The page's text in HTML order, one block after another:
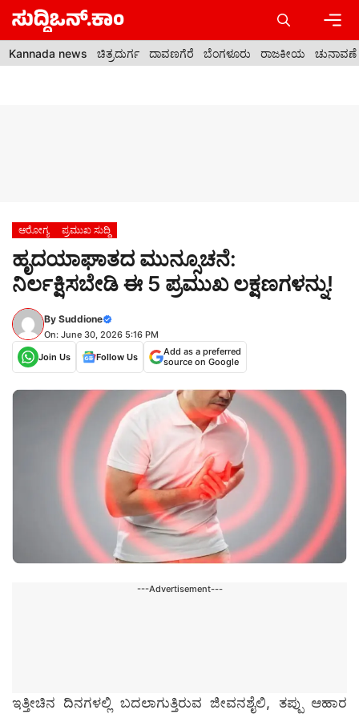
Skip
content
Kannada news ಚಿತ್ರದುರ್ಗ ದಾವಣಗೆರೆ ಬೆಂಗಳೂರು ರಾಜಕೀಯ ಚುನಾವಣೆ
ಆರೋಗ್ಯ ಪ್ರಮುಖ ಸುದ್ದಿ
ಹೃದಯಾಘಾತದ ಮುನ್ಸೂಚನೆ:
ನಿರ್ಲಕ್ಷಿಸಬೇಡಿ ಈ 5 ಪ್ರಮುಖ ಲಕ್ಷಣಗಳನ್ನು!
By Suddione
On: June 30, 2026 5:16 PM
Join Us
Follow Us
Add as a preferred
source on Google
---Advertisement---
ಇತ್ತೀಚಿನ ದಿನಗಳಲ್ಲಿ ಬದಲಾಗುತ್ತಿರುವ ಜೀವನಶೈಲಿ, ತಪ್ಪು ಆಹಾರ